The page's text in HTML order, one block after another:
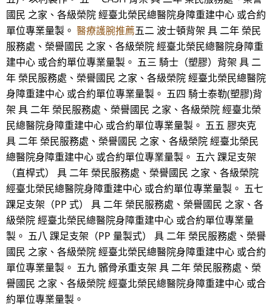
國民 之家、各級榮院 經臺北榮民總醫院身障重建中心 或合約
單位專業量製。 醫療護腕推薦五二 波士頓背架 具 二年 榮民
服務處、榮譽國民 之家、各級榮院 經臺北榮民總醫院身障重
建中心 或合約單位專業量製。 五三 騎士（塑膠）背架 具 二
年 榮民服務處、榮譽國民 之家、各級榮院 經臺北榮民總醫院
身障重建中心 或合約單位專業量製。 五四 騎士泰勒(塑膠)背
架 具 二年 榮民服務處、榮譽國民 之家、各級榮院 經臺北榮
民總醫院身障重建中心 或合約單位專業量製。 五五 膠夾克
具 二年 榮民服務處、榮譽國民 之家、各級榮院 經臺北榮民
總醫院身障重建中心 或合約單位專業量製。 五六 踝足支架
（直桿式） 具 二年 榮民服務處、榮譽國民 之家、各級榮院
經臺北榮民總醫院身障重建中心 或合約單位專業量製。 五七
踝足支架（PP 式） 具 二年 榮民服務處、榮譽國民 之家、各
級榮院 經臺北榮民總醫院身障重建中心 或合約單位專業量
製。 五八 踝足支架（PP 量製式） 具 二年 榮民服務處、榮譽
國民 之家、各級榮院 經臺北榮民總醫院身障重建中心 或合約
單位專業量製。 五九 髕骨承重支架 具 二年 榮民服務處、榮
譽國民 之家、各級榮院 經臺北榮民總醫院身障重建中心 或合
約單位專業量製。